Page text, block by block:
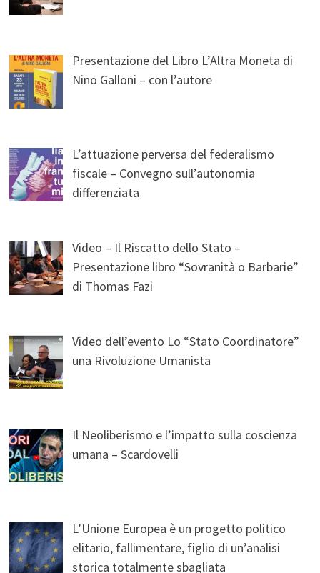
Presentazione del Libro L’Altra Moneta di
Nino Galloni – con l’autore
L’attuazione perversa del federalismo
fiscale – Convegno sull’autonomia
differenziata
Video – Il Riscatto dello Stato –
Presentazione libro “Sovranità o Barbarie”
di Thomas Fazi
Video dell’evento Lo “Stato Coordinatore”
una Rivoluzione Umanista
Il Neoliberismo e l’impatto sulla coscienza
umana – Scardovelli
L’Unione Europea è un progetto politico
elitario, fallimentare, figlio di un’analisi
storica totalmente sbagliata